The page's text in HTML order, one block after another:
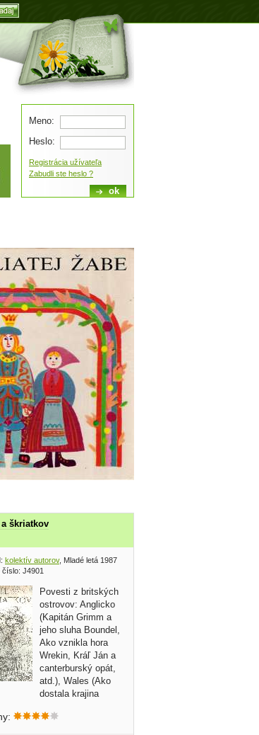
škriatkov
: kolektív autorov, Mladé letá 1987
číslo: J4901
Povesti z britských
ostrovov: Anglicko
(Kapitán Grimm a
jeho sluha Boundel,
Ako vznikla hora
Wrekin, Kráľ Ján a
canterburský opát,
atd.), Wales (Ako
dostala krajina
atd.), Škótsko (Suil an
Meno:
Heslo:
Registrácia užívateľa
Zabudli ste heslo ?